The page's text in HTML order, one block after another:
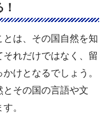
は、その国自然を知
れだけではなく、留
けとなるでしょう。
その国の言語や文
。